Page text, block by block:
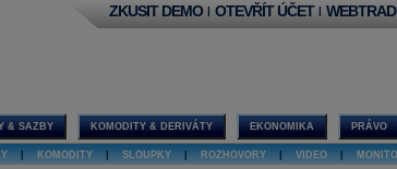
ZKUSIT DEMO | OTEVŘÍT ÚČET |
& SAZBY KOMODITY & DERIVÁTY EKONOMIKA PRÁVO
KOMODITY SLOUPKY ROZHOVORY VIDEO